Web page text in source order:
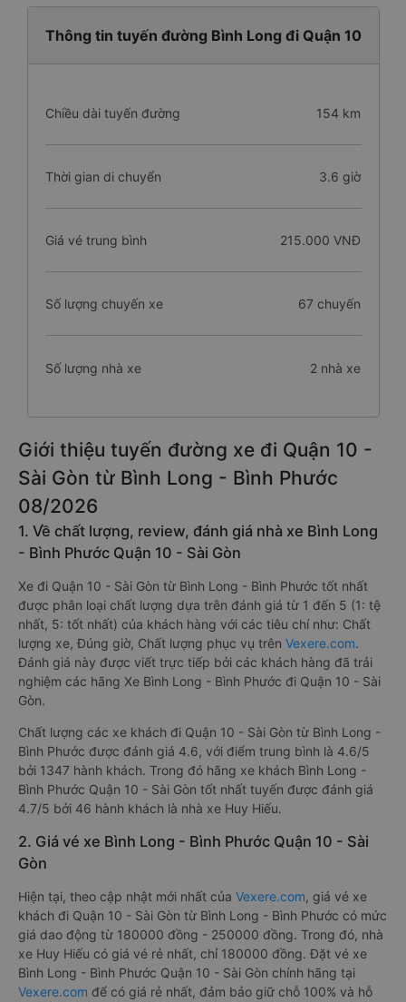
Thông tin tuyến đường Bình Long đi Quận 10
Chiều dài tuyến đường 154 km
Thời gian di chuyển 3.6 giờ
Giá vé trung bình 215.000 VNĐ
Số lượng chuyến xe 67 chuyến
Số lượng nhà xe 2 nhà xe
Giới thiệu tuyến đường xe đi Quận 10 -
Sài Gòn từ Bình Long - Bình Phước
08/2026
1. Về chất lượng, review, đánh giá nhà xe Bình Long
- Bình Phước Quận 10 - Sài Gòn
Xe đi Quận 10 - Sài Gòn từ Bình Long - Bình Phước tốt nhất
được phân loại chất lượng dựa trên đánh giá từ 1 đến 5 (1: tệ
nhất, 5: tốt nhất) của khách hàng với các tiêu chí như: Chất
lượng xe, Đúng giờ, Chất lượng phục vụ trên Vexere.com.
Đánh giá này được viết trực tiếp bởi các khách hàng đã trải
nghiệm các hãng Xe Bình Long - Bình Phước đi Quận 10 - Sài
Gòn.
Chất lượng các xe khách đi Quận 10 - Sài Gòn từ Bình Long -
Bình Phước được đánh giá 4.6, với điểm trung bình là 4.6/5
bởi 1347 hành khách. Trong đó hãng xe khách Bình Long -
Bình Phước Quận 10 - Sài Gòn tốt nhất tuyến được đánh giá
4.7/5 bởi 46 hành khách là nhà xe Huy Hiếu.
2. Giá vé xe Bình Long - Bình Phước Quận 10 - Sài
Gòn
Hiện tại, theo cập nhật mới nhất của Vexere.com, giá vé xe
khách đi Quận 10 - Sài Gòn từ Bình Long - Bình Phước có mức
giá dao động từ 180000 đồng - 250000 đồng. Trong đó, nhà
xe Huy Hiếu có giá vé rẻ nhất, chỉ 180000 đồng. Đặt vé xe
Bình Long - Bình Phước Quận 10 - Sài Gòn chính hãng tại
Vexere.com để có giá rẻ nhất, đảm bảo giữ chỗ 100% và hỗ